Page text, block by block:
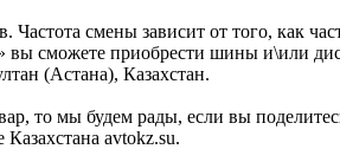
смены зависит от того, как
сможете приобрести шины и\или
(Астана), Казахстан.
то мы будем рады, если вы
avtokz.su.